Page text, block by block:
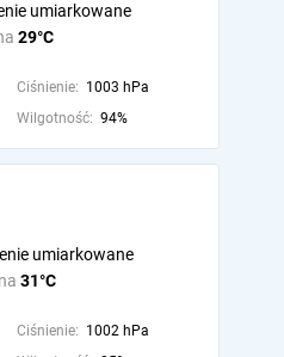
29°C
umiarkowane
Ciśnienie: 1003 hPa
Wilgotność: 94%
31°C
umiarkowane
Ciśnienie: 1002 hPa